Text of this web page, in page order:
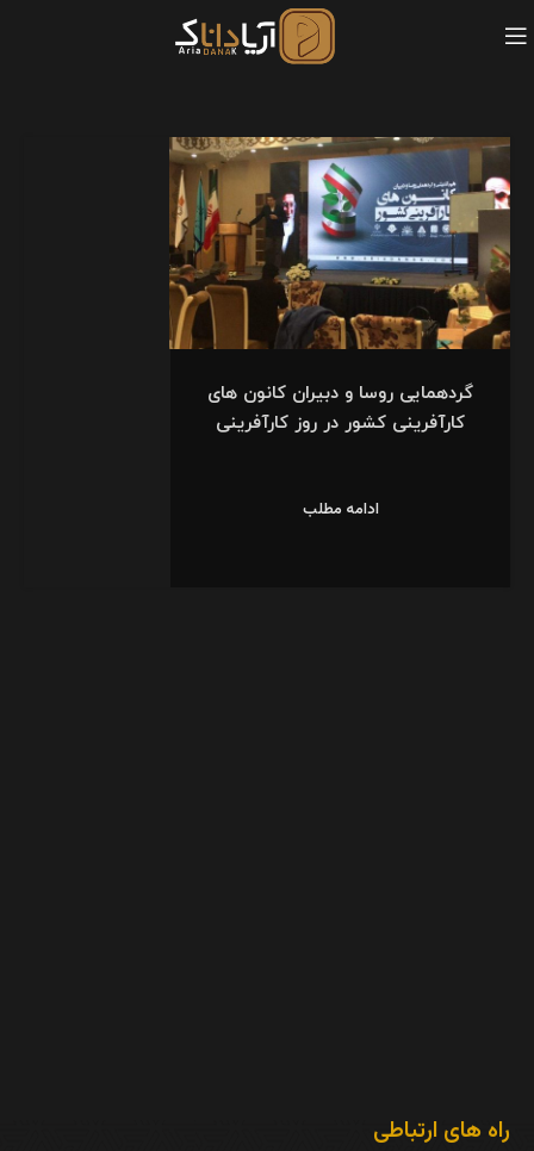
گردهمایی روسا و دبیران کانون های
کارآفرینی کشور در روز کارآفرینی
ادامه مطلب
راه های ارتباطی